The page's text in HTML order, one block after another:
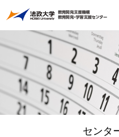
センタ